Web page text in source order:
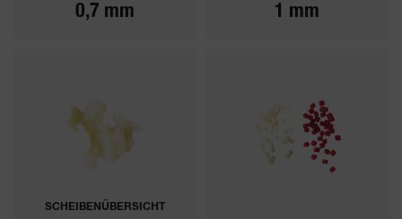
0,7 mm
1 mm
SCHEIBENÜBERSICHT